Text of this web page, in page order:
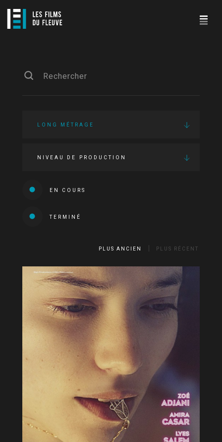
LONG MÉTRAGE
NIVEAU DE PRODUCTION
EN COURS
TERMINÉ
PLUS ANCIEN PLUS RÉCENT